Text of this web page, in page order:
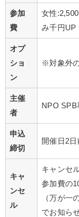
参加
費
女性
み千円UP
オプ
ショ
ン
※対象外
主催
者
NPO SPB
申込
締切
開催日2
キャ
ンセ
ル
キャンセ
参加費の
（万が一
でお知ら